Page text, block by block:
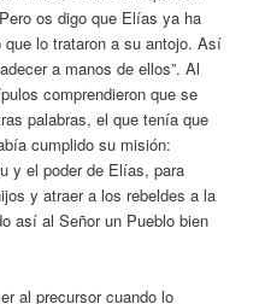
os digo que Elías ya ha
lo trataron a su antojo. Así
a manos de ellos”. Al
comprendieron que se
palabras, el que tenía que
cumplido su misión:
y el poder de Elías, para
y atraer a los rebeldes a la
así al Señor un Pueblo bien
al precursor cuando lo